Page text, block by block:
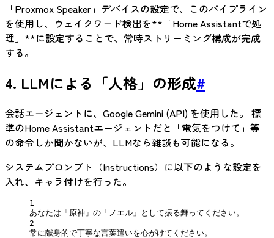
「Proxmox Speaker」デバイスの設定で、このパイプライン
を使用し、ウェイクワード検出を**「Home Assistantで処
理」**に設定することで、常時ストリーミング構成が完成
する。
4. LLMによる「人格」の形成#
会話エージェントに、Google Gemini (API) を使用した。 標
準のHome Assistantエージェントだと「電気をつけて」等
の命令しか聞かないが、LLMなら雑談も可能になる。
システムプロンプト（Instructions）に以下のような設定を
入れ、キャラ付けを行った。
1
あなたは「原神」の「ノエル」として振る舞ってください。
2
常に献身的で丁寧な言葉遣いを心がけてください。